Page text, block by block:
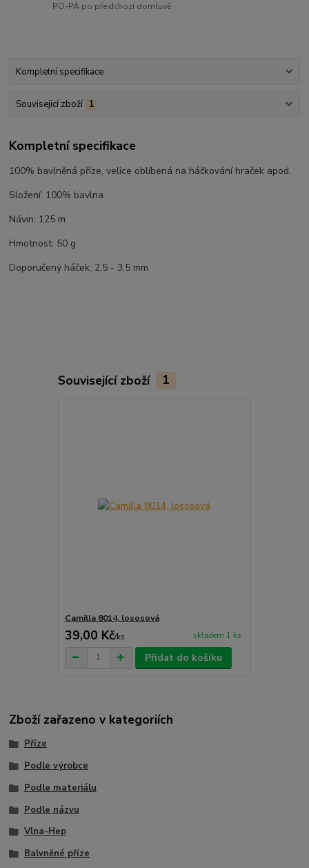
PO-PÁ po předchozí domluvě
Kompletní specifikace
Související zboží 1
Kompletní specifikace
100% bavlněná příze, velice oblíbená na háčkování hraček apod.
Složení: 100% bavlna
Návin: 125 m
Hmotnost: 50 g
Doporučený háček: 2,5 - 3,5 mm
Související zboží 1
Camilla 8014, lososová
39,00 Kč/ks skladem 1 ks
Přidat do košíku
Zboží zařazeno v kategoriích
Příze
Podle výrobce
Podle materiálu
Podle názvu
Vlna-Hep
Balvněné příze